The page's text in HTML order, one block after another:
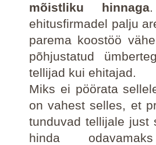
mõistliku hinnaga
ehitusfirmadel palju
parema koostöö
põhjustatud
tellijad kui ehitajad.
Miks ei pöörata
on vahest selles, et
tunduvad tellijale just
hinda